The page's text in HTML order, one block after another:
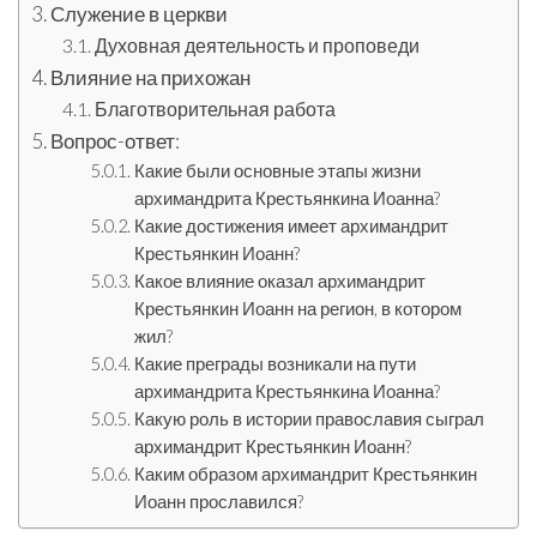
Служение в церкви
Духовная деятельность и проповеди
Влияние на прихожан
Благотворительная работа
Вопрос-ответ:
Какие были основные этапы жизни
архимандрита Крестьянкина Иоанна?
Какие достижения имеет архимандрит
Крестьянкин Иоанн?
Какое влияние оказал архимандрит
Крестьянкин Иоанн на регион, в котором
жил?
Какие преграды возникали на пути
архимандрита Крестьянкина Иоанна?
Какую роль в истории православия сыграл
архимандрит Крестьянкин Иоанн?
Каким образом архимандрит Крестьянкин
Иоанн прославился?